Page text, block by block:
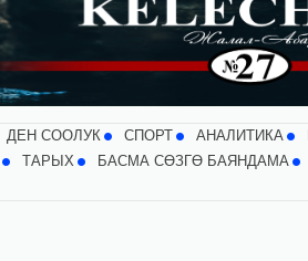
ДЕН СООЛУК СПОРТ АНАЛИТИКА
ТАРЫХ БАСМА СӨЗГӨ БАЯНДАМА